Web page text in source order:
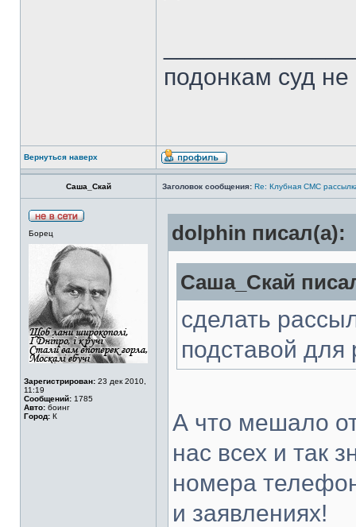
подонкам суд
Вернуться наверх
Саша_Скай Заголовок сообщения: Re: Клубная СМС
Борец
Зарегистрирован: 23 дек 2010,
11:19
Сообщений: 1785
Авто: боинг
Город: К
dolphin писал(а):
Саша_Скай
сделать
подставой для
А что мешало
нас всех и так
номера
и заявлениях!